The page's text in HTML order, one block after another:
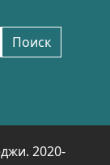
Поиск
2020-